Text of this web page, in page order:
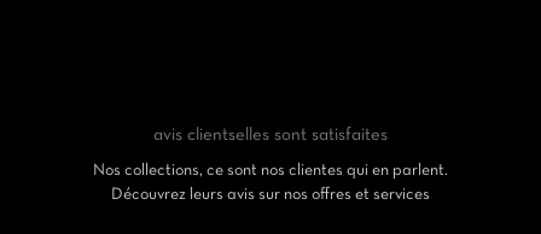
avis clientselles sont satisfaites
Nos collections, ce sont nos clientes qui en parlent.
Découvrez leurs avis sur nos offres et services